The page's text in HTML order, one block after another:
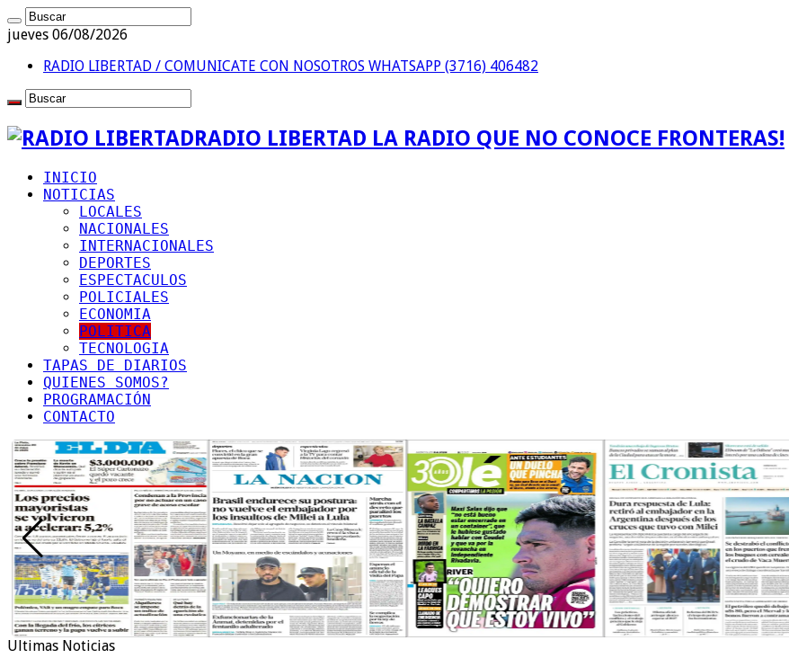
jueves 06/08/2026
RADIO LIBERTAD / COMUNICATE CON NOSOTROS WHATSAPP (3716) 406482
RADIO LIBERTAD LA RADIO QUE NO CONOCE FRONTERAS!
INICIO
NOTICIAS
LOCALES
NACIONALES
INTERNACIONALES
DEPORTES
ESPECTACULOS
POLICIALES
ECONOMIA
POLITICA
TECNOLOGIA
TAPAS DE DIARIOS
QUIENES SOMOS?
PROGRAMACIÓN
CONTACTO
Ultimas Noticias